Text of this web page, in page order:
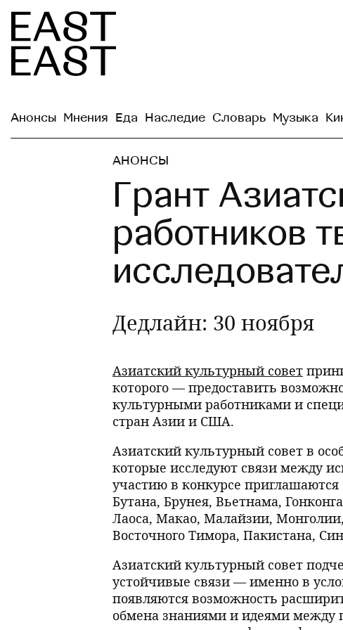
Анонсы Мнения Еда Наследие Словарь Музыка
АНОНСЫ
Грант
работников
Дедлайн: 30 ноября
Азиатский культурный совет
которого — предоставить
культурными работниками и
стран Азии и США.
Азиатский культурный совет в
которые исследуют связи между
участию в конкурсе
Бутана, Брунея, Вьетнама,
Лаоса, Макао, Малайзии,
Восточного Тимора, Пакистана,
Азиатский культурный совет
устойчивые связи — именно в
появляются возможность
обмена знаниями и идеями между